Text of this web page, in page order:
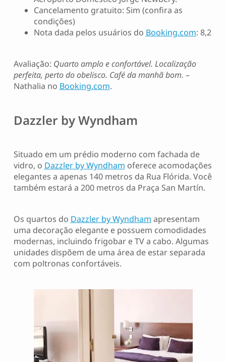
Cancelamento gratuito: Sim (confira as
condições)
Nota dada pelos usuários do Booking.com: 8,2
Avaliação: Quarto amplo e confortável. Localização
perfeita, perto do obelisco. Café da manhã bom. –
Nathalia no Booking.com.
Dazzler by Wyndham
Situado em um prédio moderno com fachada de
vidro, o Dazzler by Wyndham oferece acomodações
elegantes a apenas 140 metros da Rua Flórida. Você
também estará a 200 metros da Praça San Martín.
Os quartos do Dazzler by Wyndham apresentam
uma decoração elegante e possuem comodidades
modernas, incluindo frigobar e TV a cabo. Algumas
unidades dispõem de uma área de estar separada
com poltronas confortáveis.